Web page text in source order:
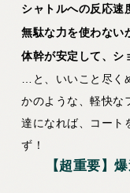
シャトルへの反応速
無駄な力を使わない
体幹が安定して、シ
…と、いいこと尽く
かのような、軽快な
達になれば、コート
ず！
【超重要】